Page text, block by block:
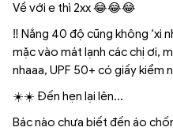
Về với e thì 2xx 😂😂😂
‼️ Nắng 40 độ cũng không ‘xi
mặc vào mát lạnh các chị ơi,
nhaaa, UPF 50+ có giấy kiểm
☀️☀️ Đến hẹn lại lên...
Bác nào chưa biết đến áo